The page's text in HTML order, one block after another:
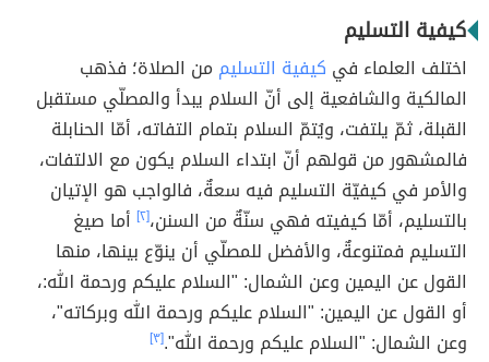
كيفية التسليم
اختلف العلماء في كيفية التسليم من الصلاة؛ فذهب
المالكية والشافعية إلى أنّ السلام يبدأ والمصلّي مستقبل
القبلة، ثمّ يلتفت، ويُتمّ السلام بتمام التفاته، أمّا الحنابلة
فالمشهور من قولهم أنّ ابتداء السلام يكون مع الالتفات،
والأمر في كيفيّة التسليم فيه سعةٌ، فالواجب هو الإتيان
بالتسليم، أمّا كيفيته فهي سنّةٌ من السنن،[٢]
أما صيغ
التسليم فمتنوعةٌ، والأفضل للمصلّي أن ينوّع بينها، منها
القول عن اليمين وعن الشمال: "السلام عليكم ورحمة الله:،
أو القول عن اليمين: "السلام عليكم ورحمة الله وبركاته"،
وعن الشمال: "السلام عليكم ورحمة الله".[٣]